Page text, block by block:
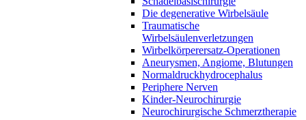
Die degenerative Wirbelsäule
Traumatische
Wirbelsäulenverletzungen
Wirbelkörperersatz-Operationen
Aneurysmen, Angiome, Blutungen
Normaldruckhydrocephalus
Periphere Nerven
Kinder-Neurochirurgie
Neurochirurgische Schmerztherapie